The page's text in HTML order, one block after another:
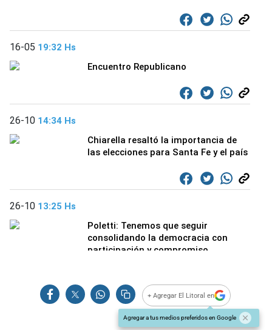
+ Agregar El Litoral en
Agregar a tus medios preferidos en Google